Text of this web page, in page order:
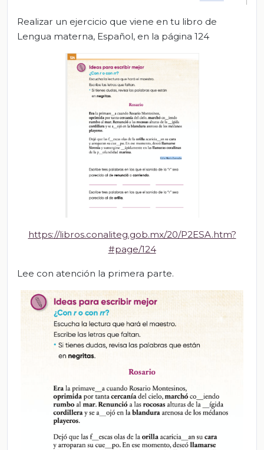
Realizar un ejercicio que viene en tu libro de
Lengua materna, Español, en la página 124
https://libros.conaliteg.gob.mx/20/P2ESA.htm?
#page/124
Lee con atención la primera parte.